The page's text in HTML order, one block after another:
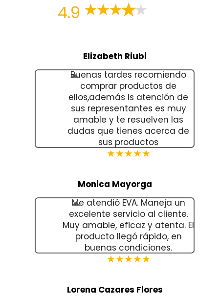
4.9
Elizabeth Riubi
Buenas tardes recomiendo
comprar productos de
ellos,además ls atención de
sus representantes es muy
amable y te resuelven las
dudas que tienes acerca de
sus productos
★★★★★
Monica Mayorga
Me atendió EVA. Maneja un
excelente servicio al cliente.
Muy amable, eficaz y atenta. El
producto llegó rápido, en
buenas condiciones.
★★★★★
Lorena Cazares Flores